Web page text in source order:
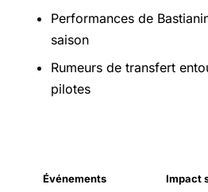
Performances de
saison
Rumeurs de transfert
pilotes
Événements
Impact